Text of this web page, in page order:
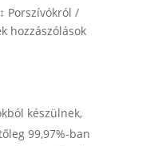
↕ Porszívókról /
hozzászólások
készülnek,
99,97%-ban